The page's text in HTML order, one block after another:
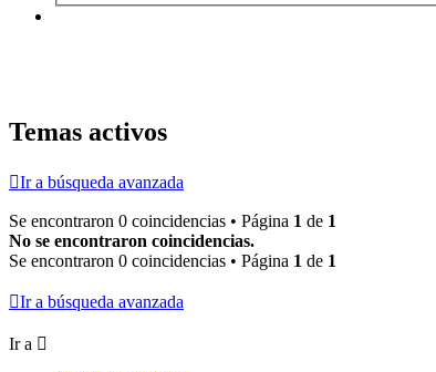
Temas activos
Ir a búsqueda avanzada
Se encontraron 0 coincidencias • Página 1 de 1
No se encontraron coincidencias.
Se encontraron 0 coincidencias • Página 1 de 1
Ir a búsqueda avanzada
Ir a